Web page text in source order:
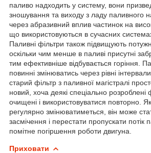
паливо надходить у систему, вони
зношування та виходу з ладу паливного
через абразивний вплив частинок на
що використовуються в сучасних
Паливні фільтри також підвищують
оскільки чим менше в паливі присутні
тим ефективніше відбувається горіння.
повинні змінюватись через рівні
старий фільтр з паливної магістралі
новий, хоча деякі спеціально розроблені
очищені і використовуватися повторно.
регулярно змінюватиметься, він може
засмічення і перестати пропускати потік
помітне погіршення роботи двигуна.
Приховати